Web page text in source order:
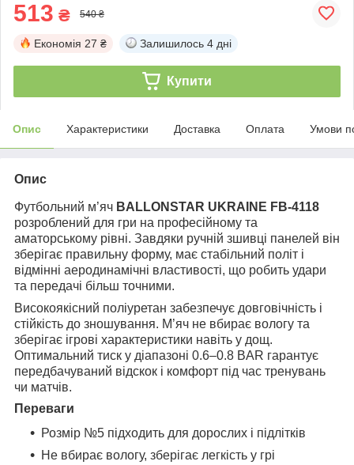
513 ₴ 540 ₴
Економія 27 ₴ Залишилось 4 дні
Купити
Опис Характеристики Доставка Оплата Умови
Опис
Футбольний м’яч BALLONSTAR UKRAINE FB-4118
розроблений для гри на професійному та
аматорському рівні. Завдяки ручній зшивці панелей він
зберігає правильну форму, має стабільний політ і
відмінні аеродинамічні властивості, що робить удари
та передачі більш точними.
Високоякісний поліуретан забезпечує довговічність і
стійкість до зношування. М’яч не вбирає вологу та
зберігає ігрові характеристики навіть у дощ.
Оптимальний тиск у діапазоні 0.6–0.8 BAR гарантує
передбачуваний відскок і комфорт під час тренувань
чи матчів.
Переваги
Розмір №5 підходить для дорослих і підлітків
Не вбирає вологу, зберігає легкість у грі